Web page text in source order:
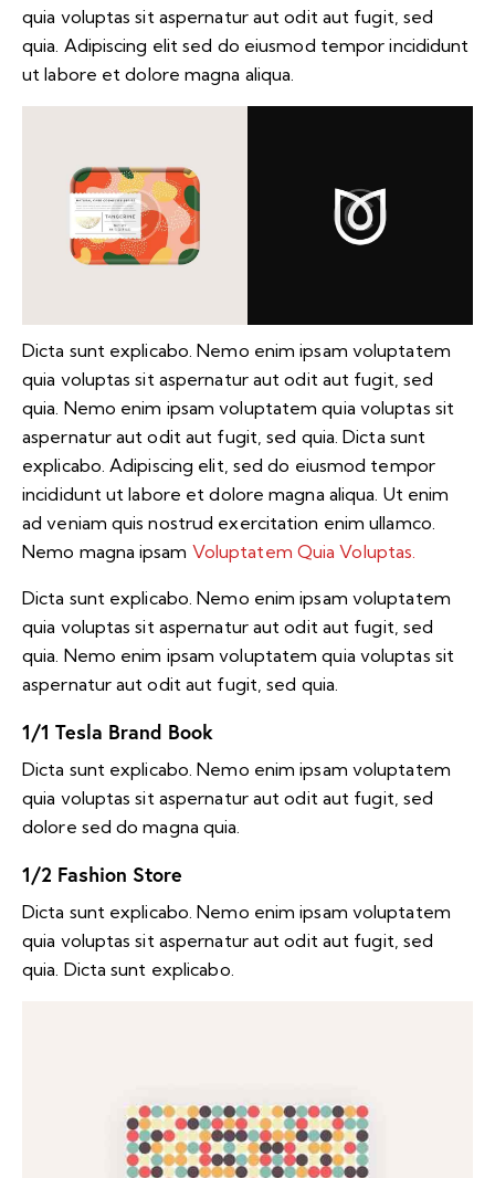
quia voluptas sit aspernatur aut odit aut fugit, sed
quia. Adipiscing elit sed do eiusmod tempor incididunt
ut labore et dolore magna aliqua.
Dicta sunt explicabo. Nemo enim ipsam voluptatem
quia voluptas sit aspernatur aut odit aut fugit, sed
quia. Nemo enim ipsam voluptatem quia voluptas sit
aspernatur aut odit aut fugit, sed quia. Dicta sunt
explicabo. Adipiscing elit, sed do eiusmod tempor
incididunt ut labore et dolore magna aliqua. Ut enim
ad veniam quis nostrud exercitation enim ullamco.
Nemo magna ipsam Voluptatem Quia Voluptas.
Dicta sunt explicabo. Nemo enim ipsam voluptatem
quia voluptas sit aspernatur aut odit aut fugit, sed
quia. Nemo enim ipsam voluptatem quia voluptas sit
aspernatur aut odit aut fugit, sed quia.
1/1 Tesla Brand Book
Dicta sunt explicabo. Nemo enim ipsam voluptatem
quia voluptas sit aspernatur aut odit aut fugit, sed
dolore sed do magna quia.
1/2 Fashion Store
Dicta sunt explicabo. Nemo enim ipsam voluptatem
quia voluptas sit aspernatur aut odit aut fugit, sed
quia. Dicta sunt explicabo.